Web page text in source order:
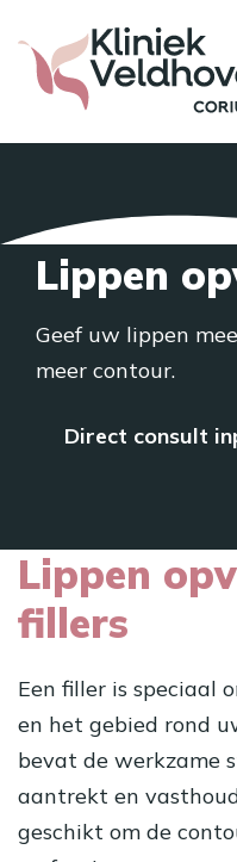
Lippen
Geef uw lippen
meer contour.
Direct consult
Lippen
fillers
Een filler is speciaal
en het gebied rond
bevat de werkzame
aantrekt en
geschikt om de